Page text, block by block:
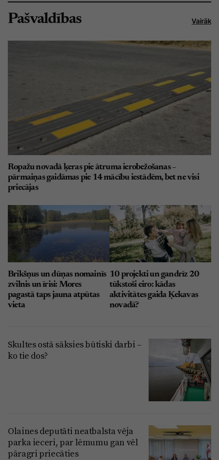
Pašvaldības Vairāk
Ropažu novadā ķeras pie ātruma ierobežošanas –
pārmaiņas gaidāmas pie 14 mācību iestādēm, bet ne visi
priecājas
Brikšņus un dūņas nomainīs
zvilnis un īrisi: Mores
pagastā taps jauna atpūtas
vieta
10 projekti un gandrīz 20
tūkstoši eiro: kādas
aktivitātes gaida Ķekavas
novadā?
Skultes ostā sāksies būtiski darbi –
ko tie dos?
Olaines deputāti neatbalsta vēja
parka ieceri, par lēmumu gan vēl
pāragri priecāties